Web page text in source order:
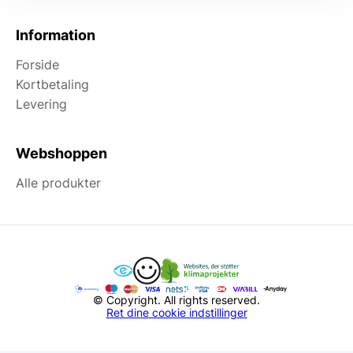
Information
Forside
Kortbetaling
Levering
Webshoppen
Alle produkter
© Copyright. All rights reserved.
Ret dine cookie indstillinger